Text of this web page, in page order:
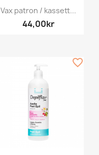
Vax patron / kassett...
44,00kr
favorite_border